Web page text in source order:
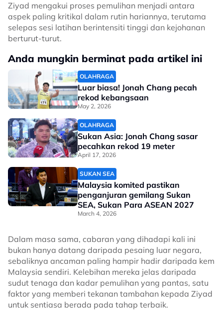
Ziyad mengakui proses pemulihan menjadi antara
aspek paling kritikal dalam rutin hariannya, terutama
selepas sesi latihan berintensiti tinggi dan kejohanan
berturut-turut.
Anda mungkin berminat pada artikel ini
OLAHRAGA
Luar biasa! Jonah Chang pecah
rekod kebangsaan
May 2, 2026
OLAHRAGA
Sukan Asia: Jonah Chang sasar
pecahkan rekod 19 meter
April 17, 2026
SUKAN SEA
Malaysia komited pastikan
penganjuran gemilang Sukan
SEA, Sukan Para ASEAN 2027
March 4, 2026
Dalam masa sama, cabaran yang dihadapi kali ini
bukan hanya datang daripada pesaing luar negara,
sebaliknya ancaman paling hampir hadir daripada kem
Malaysia sendiri. Kelebihan mereka jelas daripada
sudut tenaga dan kadar pemulihan yang pantas, satu
faktor yang memberi tekanan tambahan kepada Ziyad
untuk sentiasa berada pada tahap terbaik.